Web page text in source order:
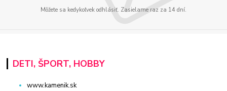
Môžete sa kedykoľvek odhlásiť. Zasielame raz za 14 dní.
DETI, ŠPORT, HOBBY
www.kamenik.sk